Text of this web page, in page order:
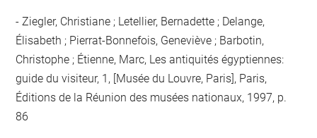
Ziegler, Christiane ; Letellier, Bernadette ; Delange,
Élisabeth ; Pierrat-Bonnefois, Geneviève ; Barbotin,
Christophe ; Étienne, Marc, Les antiquités égyptiennes:
guide du visiteur, 1, [Musée du Louvre, Paris], Paris,
Éditions de la Réunion des musées nationaux, 1997, p.
86